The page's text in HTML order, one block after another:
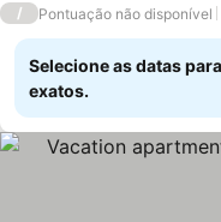
/ Pontuação não disponível
Selecione as datas
exatos.